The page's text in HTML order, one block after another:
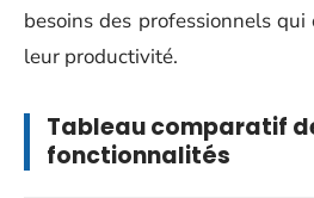
besoins des professionnels
leur productivité.
Tableau comparatif
fonctionnalités